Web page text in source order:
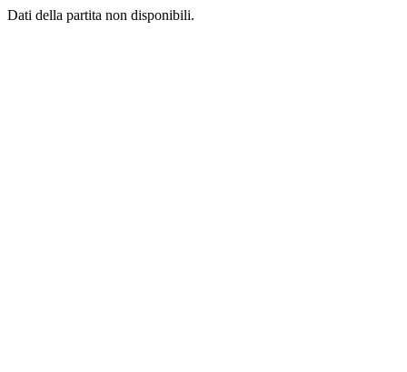
Dati della partita non disponibili.